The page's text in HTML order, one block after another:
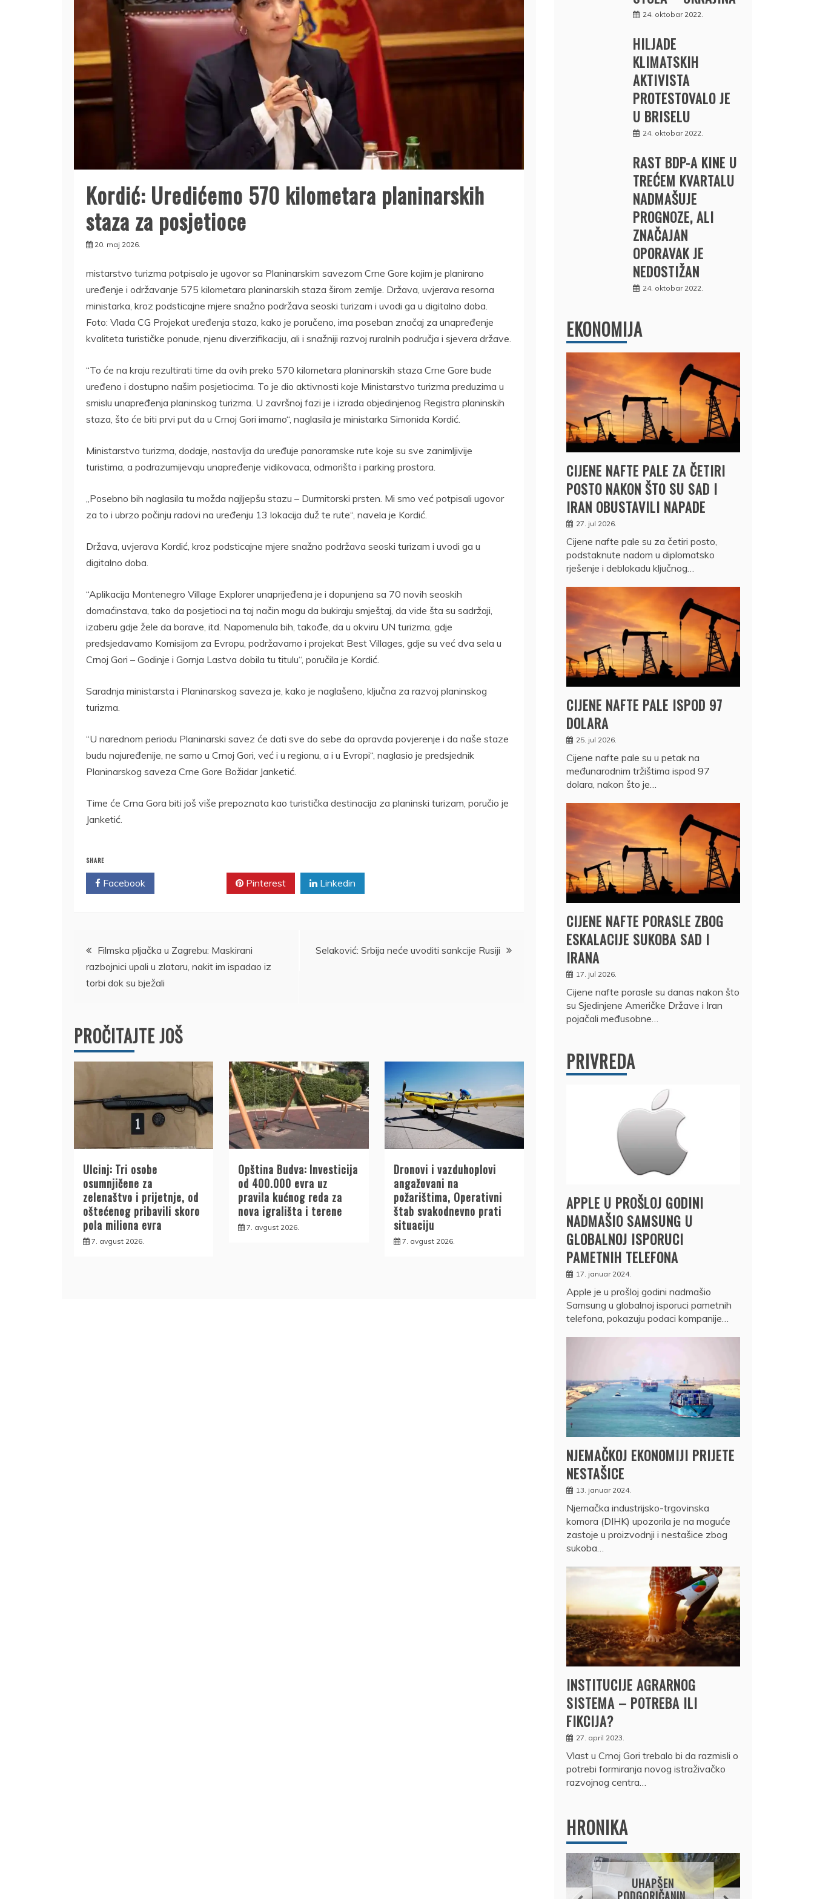
Kordić: Uredićemo 570 kilometara planinarskih
staza za posjetioce
20. maj 2026.
mistarstvo turizma potpisalo je ugovor sa Planinarskim savezom Crne Gore kojim je planirano
uređenje i održavanje 575 kilometara planinarskih staza širom zemlje. Država, uvjerava resorna
ministarka, kroz podsticajne mjere snažno podržava seoski turizam i uvodi ga u digitalno doba.
Foto: Vlada CG Projekat uređenja staza, kako je poručeno, ima poseban značaj za unapređenje
kvaliteta turističke ponude, njenu diverzifikaciju, ali i snažniji razvoj ruralnih područja i sjevera države.
“To će na kraju rezultirati time da ovih preko 570 kilometara planinarskih staza Crne Gore bude
uređeno i dostupno našim posjetiocima. To je dio aktivnosti koje Ministarstvo turizma preduzima u
smislu unapređenja planinskog turizma. U završnoj fazi je i izrada objedinjenog Registra planinskih
staza, što će biti prvi put da u Crnoj Gori imamo“, naglasila je ministarka Simonida Kordić.
Ministarstvo turizma, dodaje, nastavlja da uređuje panoramske rute koje su sve zanimljivije
turistima, a podrazumijevaju unapređenje vidikovaca, odmorišta i parking prostora.
„Posebno bih naglasila tu možda najljepšu stazu – Durmitorski prsten. Mi smo već potpisali ugovor
za to i ubrzo počinju radovi na uređenju 13 lokacija duž te rute“, navela je Kordić.
Država, uvjerava Kordić, kroz podsticajne mjere snažno podržava seoski turizam i uvodi ga u
digitalno doba.
“Aplikacija Montenegro Village Explorer unaprijeđena je i dopunjena sa 70 novih seoskih
domaćinstava, tako da posjetioci na taj način mogu da bukiraju smještaj, da vide šta su sadržaji,
izaberu gdje žele da borave, itd. Napomenula bih, takođe, da u okviru UN turizma, gdje
predsjedavamo Komisijom za Evropu, podržavamo i projekat Best Villages, gdje su već dva sela u
Crnoj Gori – Godinje i Gornja Lastva dobila tu titulu“, poručila je Kordić.
Saradnja ministarsta i Planinarskog saveza je, kako je naglašeno, ključna za razvoj planinskog
turizma.
“U narednom periodu Planinarski savez će dati sve do sebe da opravda povjerenje i da naše staze
budu najuređenije, ne samo u Crnoj Gori, već i u regionu, a i u Evropi“, naglasio je predsjednik
Planinarskog saveza Crne Gore Božidar Janketić.
Time će Crna Gora biti još više prepoznata kao turistička destinacija za planinski turizam, poručio je
Janketić.
SHARE
Facebook Pinterest Linkedin
Kretanje
članka
Filmska pljačka u Zagrebu: Maskirani
razbojnici upali u zlataru, nakit im ispadao iz
torbi dok su bježali
Selaković: Srbija neće uvoditi sankcije Rusiji
PROČITAJTE JOŠ
Ulcinj: Tri osobe
osumnjičene za
zelenaštvo i prijetnje, od
oštećenog pribavili skoro
pola miliona evra
7. avgust 2026.
Opština Budva: Investicija
od 400.000 evra uz
pravila kućnog reda za
nova igrališta i terene
7. avgust 2026.
Dronovi i vazduhoplovi
angažovani na
požarištima, Operativni
štab svakodnevno prati
situaciju
7. avgust 2026.
24. oktobar 2022.
HILJADE
KLIMATSKIH
AKTIVISTA
PROTESTOVALO JE
U BRISELU
24. oktobar 2022.
RAST BDP-A KINE U
TREĆEM KVARTALU
NADMAŠUJE
PROGNOZE, ALI
ZNAČAJAN
OPORAVAK JE
NEDOSTIŽAN
24. oktobar 2022.
EKONOMIJA
CIJENE NAFTE PALE ZA ČETIRI
POSTO NAKON ŠTO SU SAD I
IRAN OBUSTAVILI NAPADE
27. jul 2026.
Cijene nafte pale su za četiri posto,
podstaknute nadom u diplomatsko
rješenje i deblokadu ključnog…
CIJENE NAFTE PALE ISPOD 97
DOLARA
25. jul 2026.
Cijene nafte pale su u petak na
međunarodnim tržištima ispod 97
dolara, nakon što je…
CIJENE NAFTE PORASLE ZBOG
ESKALACIJE SUKOBA SAD I
IRANA
17. jul 2026.
Cijene nafte porasle su danas nakon što
su Sjedinjene Američke Države i Iran
pojačali međusobne…
PRIVREDA
APPLE U PROŠLOJ GODINI
NADMAŠIO SAMSUNG U
GLOBALNOJ ISPORUCI
PAMETNIH TELEFONA
17. januar 2024.
Apple je u prošloj godini nadmašio
Samsung u globalnoj isporuci pametnih
telefona, pokazuju podaci kompanije…
NJEMAČKOJ EKONOMIJI PRIJETE
NESTAŠICE
13. januar 2024.
Njemačka industrijsko-trgovinska
komora (DIHK) upozorila je na moguće
zastoje u proizvodnji i nestašice zbog
sukoba…
INSTITUCIJE AGRARNOG
SISTEMA – POTREBA ILI
FIKCIJA?
27. april 2023.
Vlast u Crnoj Gori trebalo bi da razmisli o
potrebi formiranja novog istraživačko
razvojnog centra…
HRONIKA
UHAPŠEN